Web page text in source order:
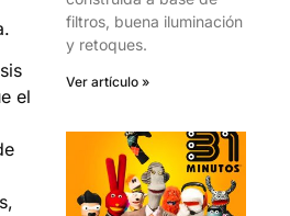
el
filtros, buena iluminación
y retoques.
Ver artículo »